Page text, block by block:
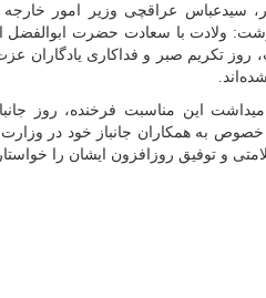
سیدعباس عراقچی وزیر امور خارجه
ولادت با سعادت حضرت ابوالفضل
روز تکریم صبر و فداکاری یادگاران
این مناسبت فرخنده، روز
خصوص به همکاران جانباز خود در
و توفیق روزافزون ایشان را